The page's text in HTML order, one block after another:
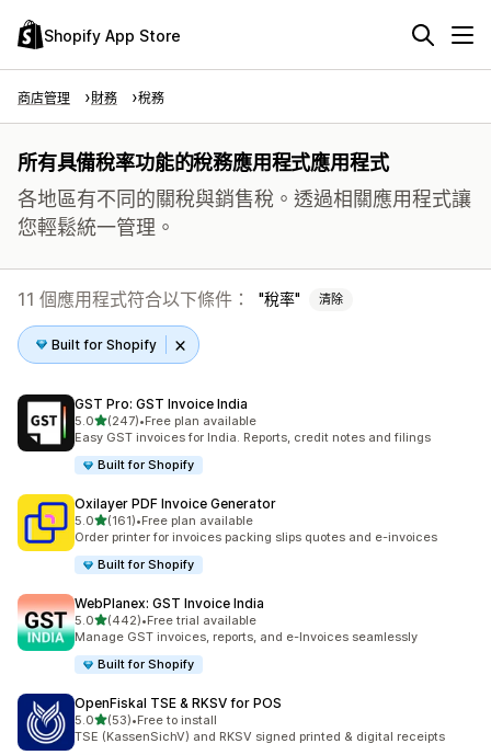
Shopify App Store
商店管理 財務 稅務
所有具備稅率功能的稅務應用程式應用程式
各地區有不同的關稅與銷售稅。透過相關應用程式讓
您輕鬆統一管理。
11 個應用程式符合以下條件： 稅率 清除
Built for Shopify
GST Pro: GST Invoice India
5.0滿分 5 顆星
(247)
共有 247 則評價
•Free plan available
Easy GST invoices for India. Reports, credit notes and filings
Built for Shopify
Oxilayer PDF Invoice Generator
5.0滿分 5 顆星
(161)
共有 161 則評價
•Free plan available
Order printer for invoices packing slips quotes and e-invoices
Built for Shopify
WebPlanex: GST Invoice India
5.0滿分 5 顆星
(442)
共有 442 則評價
•Free trial available
Manage GST invoices, reports, and e-Invoices seamlessly
Built for Shopify
OpenFiskal TSE & RKSV for POS
5.0滿分 5 顆星
(53)
共有 53 則評價
•Free to install
TSE (KassenSichV) and RKSV signed printed & digital receipts